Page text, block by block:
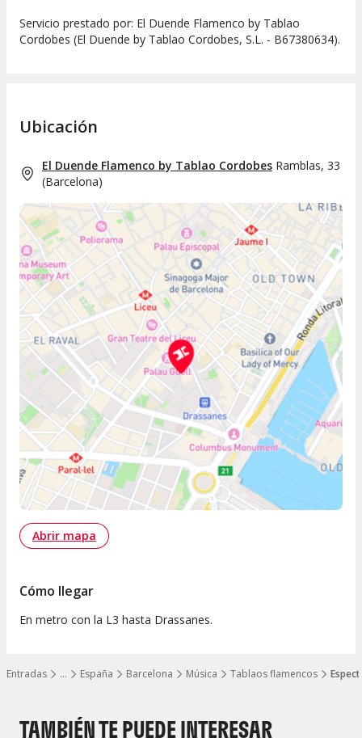
…
Mostrar todos los niveles
Entradas España Barcelona Música Tablaos flamencos
Servicio prestado por: El Duende Flamenco by Tablao
Cordobes (El Duende by Tablao Cordobes, S.L. - B67380634).
Ubicación
El Duende Flamenco by Tablao Cordobes Ramblas, 33
(Barcelona)
Abrir mapa
Cómo llegar
En metro con la L3 hasta Drassanes.
TAMBIÉN TE PUEDE INTERESAR